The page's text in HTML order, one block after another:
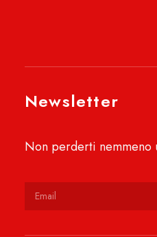
Newsletter
Non perderti